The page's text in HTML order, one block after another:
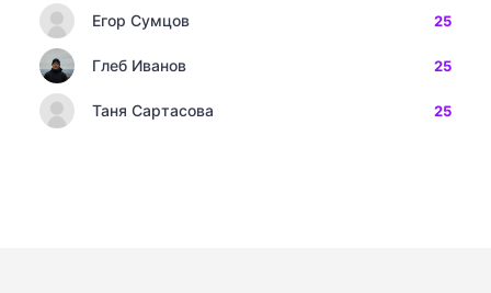
Егор Сумцов 25
Глеб Иванов 25
Таня Сартасова 25